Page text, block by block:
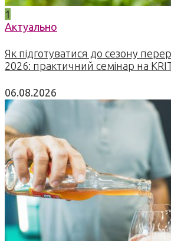
1
Актуально
Як підготуватися до сезону
2026: практичний семінар на
06.08.2026